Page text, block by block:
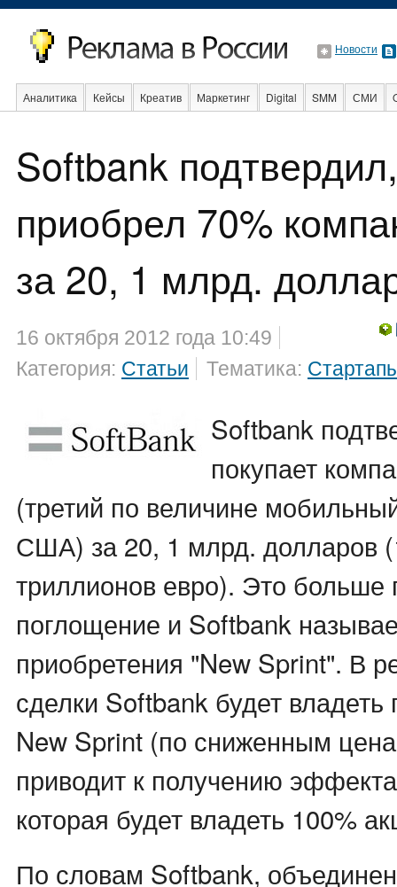
Новости
Аналитика Кейсы Креатив Маркетинг Digital SMM СМИ
Softbank
приобрел 70%
за 20, 1 млрд.
16 октября 2012 года 10:49
Категория: Статьи Тематика:
Softbank
покупает
(третий по величине
США) за 20, 1 млрд. долларов
триллионов евро). Это больше
поглощение и Softbank
приобретения "New Sprint". В
сделки Softbank будет владеть
New Sprint (по сниженным
приводит к получению
которая будет владеть 100%
По словам Softbank,